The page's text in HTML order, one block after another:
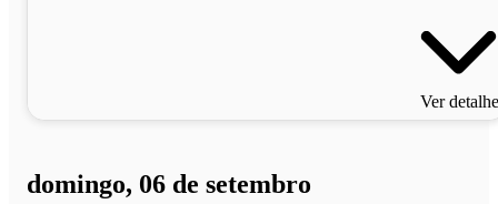
Ver
domingo, 06 de setembro